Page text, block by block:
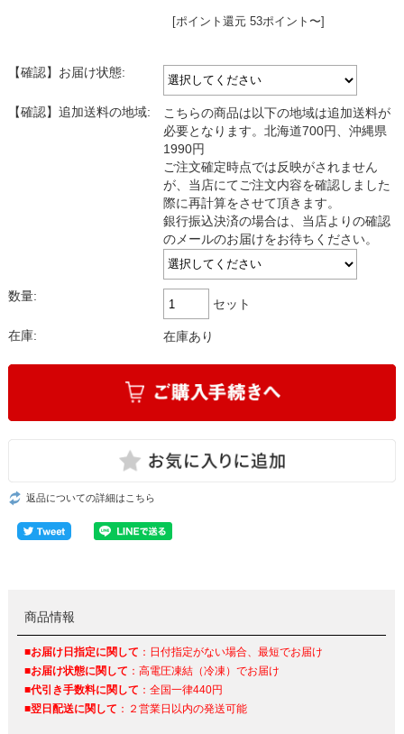
[ポイント還元 53ポイント〜]
【確認】お届け状態:
【確認】追加送料の地域:
こちらの商品は以下の地域は追加送料が
必要となります。北海道700円、沖縄県
1990円
ご注文確定時点では反映がされません
が、当店にてご注文内容を確認しました
際に再計算をさせて頂きます。
銀行振込決済の場合は、当店よりの確認
のメールのお届けをお待ちください。
数量:
セット
在庫: 在庫あり
返品についての詳細はこちら
商品情報
■お届け日指定に関して ：日付指定がない場合、最短でお届け
■お届け状態に関して ：高電圧凍結（冷凍）でお届け
■代引き手数料に関して ：全国一律440円
■翌日配送に関して ：２営業日以内の発送可能